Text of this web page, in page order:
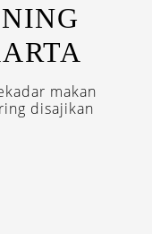
makan
disajikan